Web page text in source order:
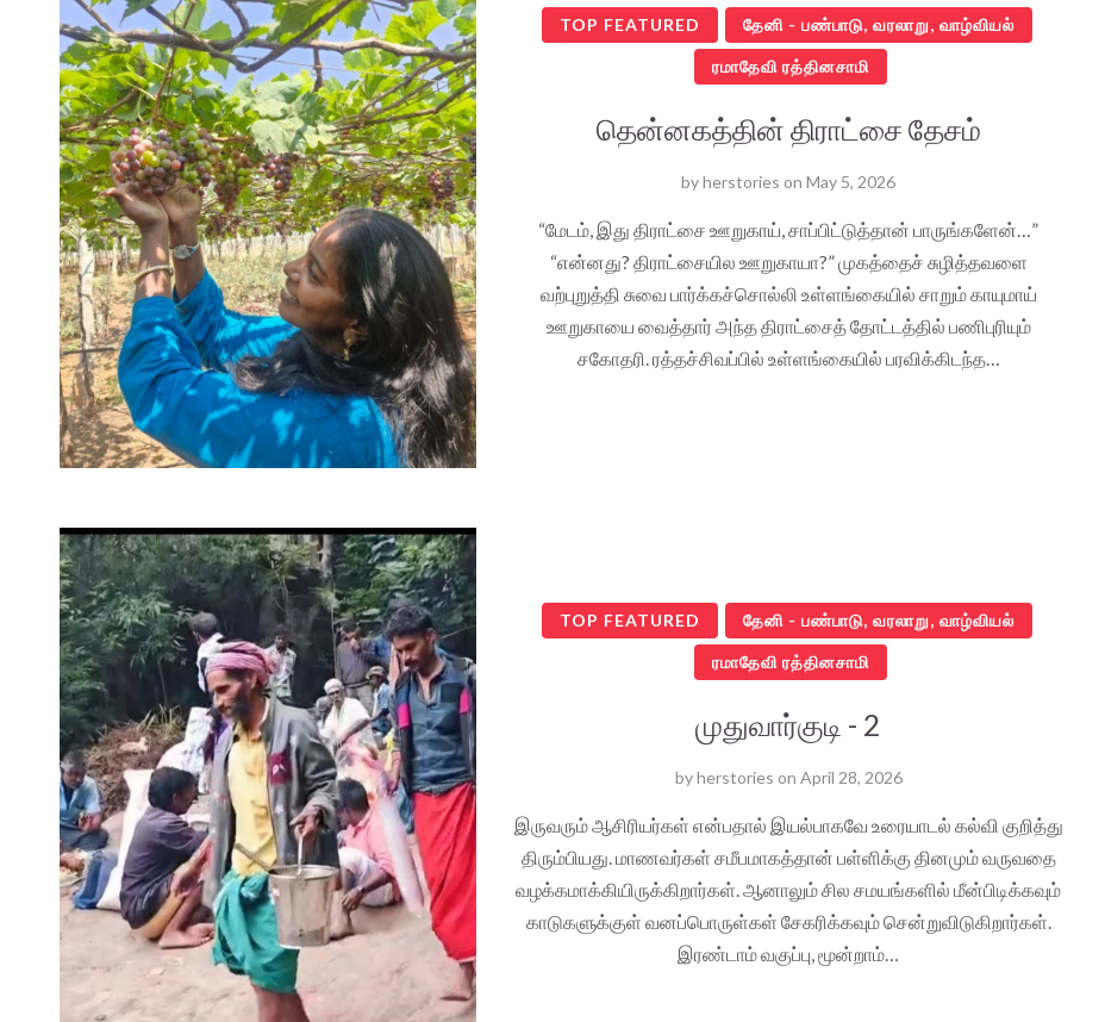
TOP FEATURED தேனி - பண்பாடு, வரலாறு, வாழ்வியல்
ரமாதேவி ரத்தினசாமி
தென்னகத்தின் திராட்சை தேசம்
byherstories on May 5, 2026
“மேடம், இது திராட்சை ஊறுகாய், சாப்பிட்டுத்தான் பாருங்களேன்…”
“என்னது? திராட்சையில ஊறுகாயா?” முகத்தைச் சுழித்தவளை
வற்புறுத்தி சுவை பார்க்கச்சொல்லி உள்ளங்கையில் சாறும் காயுமாய்
ஊறுகாயை வைத்தார் அந்த திராட்சைத் தோட்டத்தில் பணிபுரியும்
சகோதரி. ரத்தச்சிவப்பில் உள்ளங்கையில் பரவிக்கிடந்த…
TOP FEATURED தேனி - பண்பாடு, வரலாறு, வாழ்வியல்
ரமாதேவி ரத்தினசாமி
முதுவார்குடி - 2
byherstories on April 28, 2026
இருவரும் ஆசிரியர்கள் என்பதால் இயல்பாகவே உரையாடல் கல்வி குறித்து
திரும்பியது. மாணவர்கள் சமீபமாகத்தான் பள்ளிக்கு தினமும் வருவதை
வழக்கமாக்கியிருக்கிறார்கள். ஆனாலும் சில சமயங்களில் மீன்பிடிக்கவும்
காடுகளுக்குள் வனப்பொருள்கள் சேகரிக்கவும் சென்றுவிடுகிறார்கள்.
இரண்டாம் வகுப்பு, மூன்றாம்…